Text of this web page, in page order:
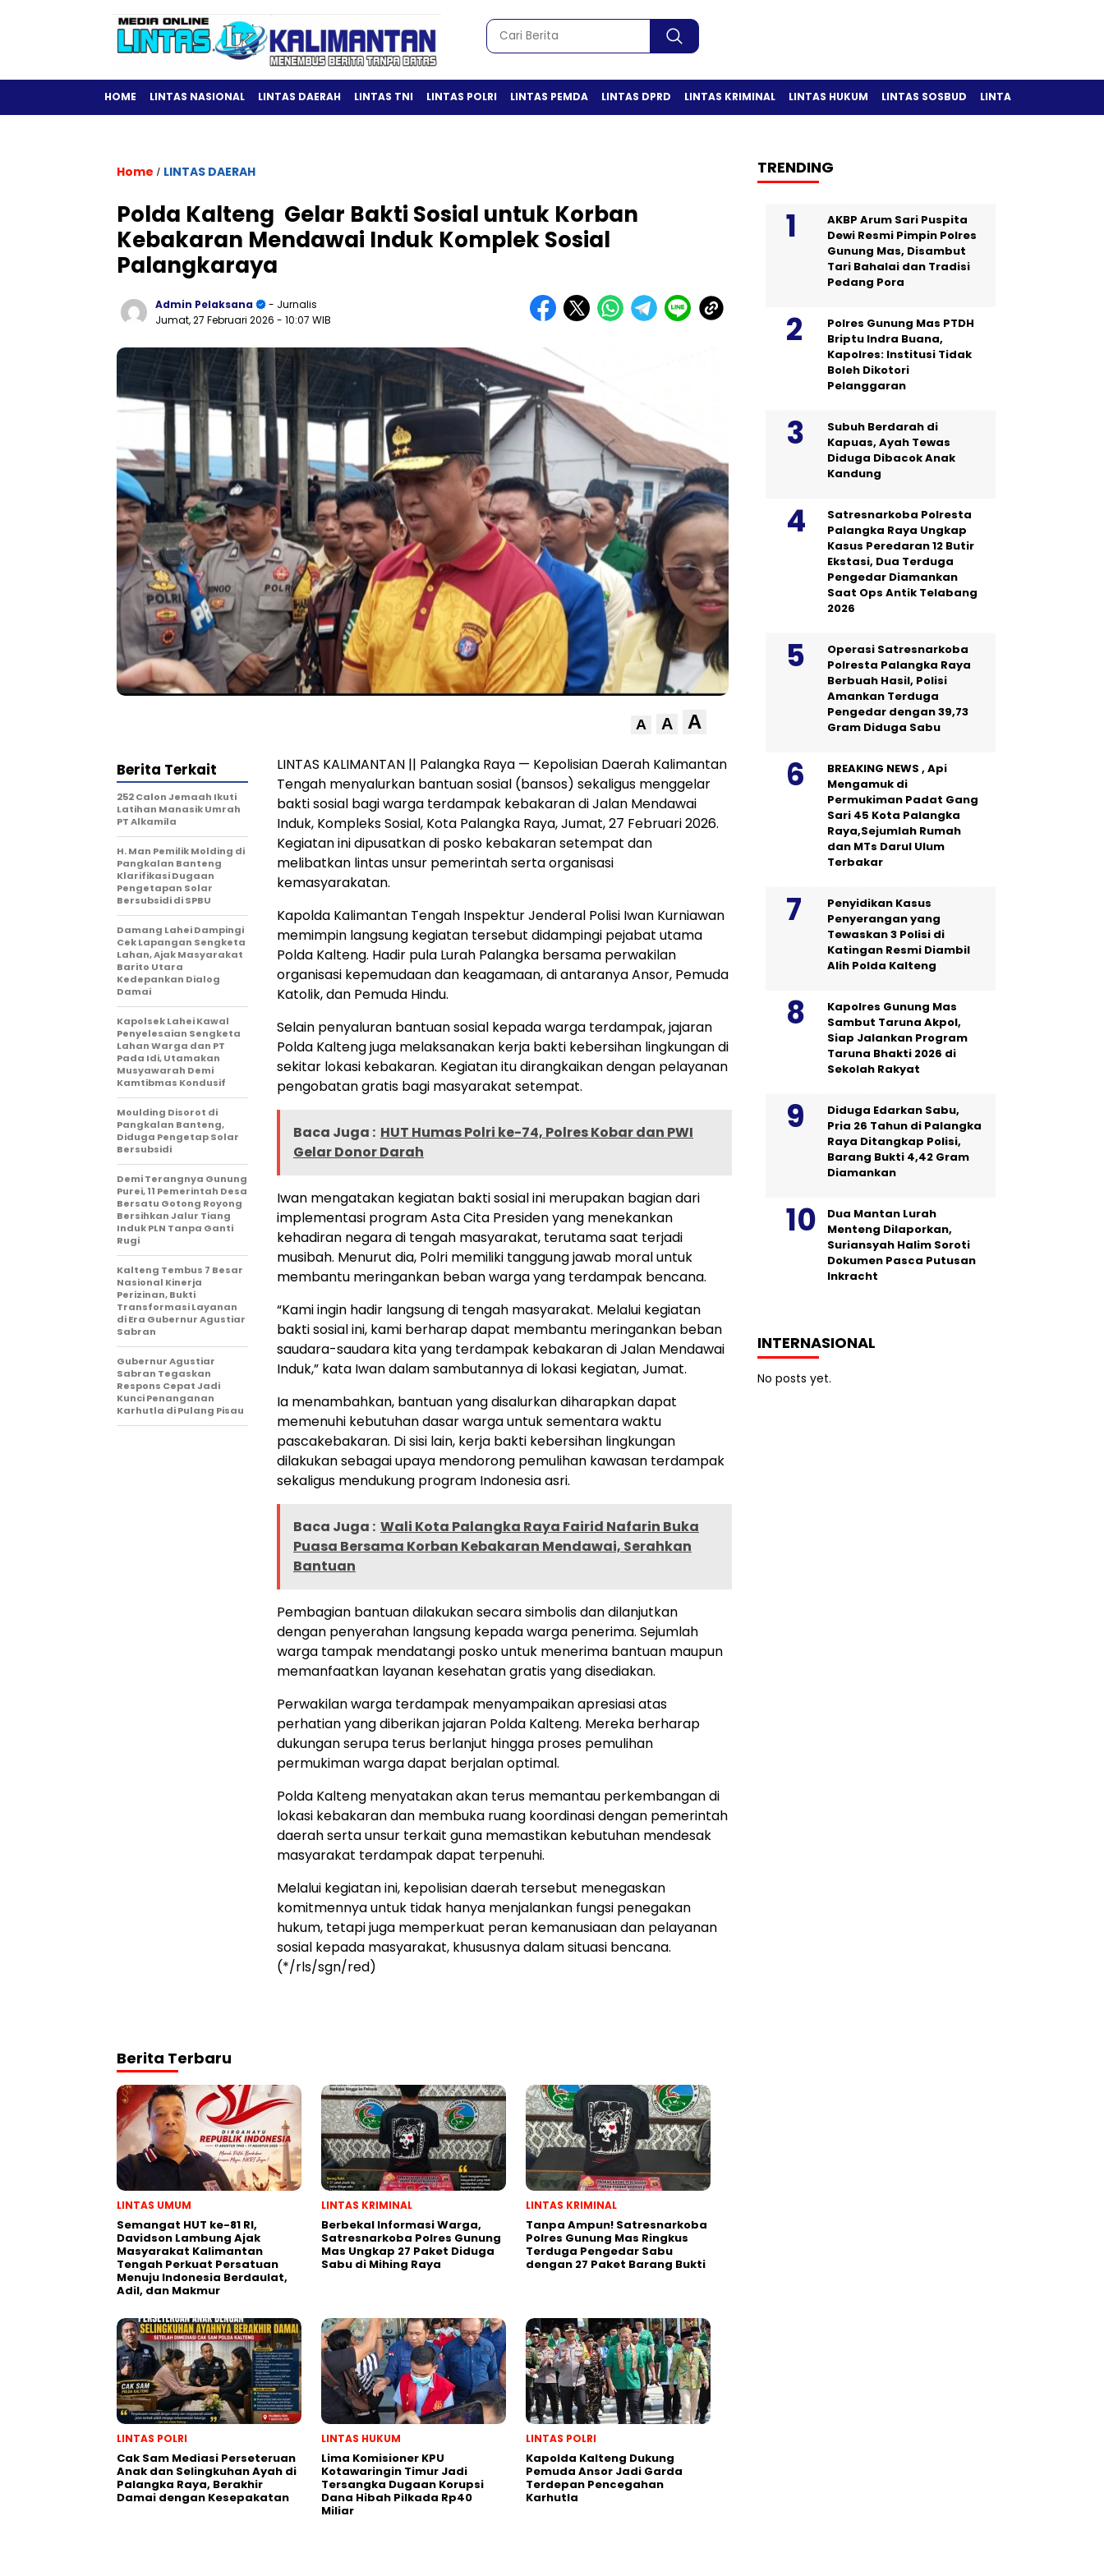
HOME LINTAS NASIONAL LINTAS DAERAH LINTAS TNI LINTAS POLRI LINTAS PEMDA LINTAS DPRD LINTAS KRIMINAL LINTAS HUKUM LINTAS SOSBUD LINTAS OLAH RAGA
Home / LINTAS DAERAH
Polda Kalteng Gelar Bakti Sosial untuk Korban
Kebakaran Mendawai Induk Komplek Sosial
Palangkaraya
Admin Pelaksana
- Jurnalis
Jumat, 27 Februari 2026 - 10:07 WIB
A A A
LINTAS KALIMANTAN || Palangka Raya — Kepolisian Daerah Kalimantan
Tengah menyalurkan bantuan sosial (bansos) sekaligus menggelar
bakti sosial bagi warga terdampak kebakaran di Jalan Mendawai
Induk, Kompleks Sosial, Kota Palangka Raya, Jumat, 27 Februari 2026.
Kegiatan ini dipusatkan di posko kebakaran setempat dan
melibatkan lintas unsur pemerintah serta organisasi
kemasyarakatan.
Kapolda Kalimantan Tengah Inspektur Jenderal Polisi Iwan Kurniawan
memimpin langsung kegiatan tersebut didampingi pejabat utama
Polda Kalteng. Hadir pula Lurah Palangka bersama perwakilan
organisasi kepemudaan dan keagamaan, di antaranya Ansor, Pemuda
Katolik, dan Pemuda Hindu.
Selain penyaluran bantuan sosial kepada warga terdampak, jajaran
Polda Kalteng juga melaksanakan kerja bakti kebersihan lingkungan di
sekitar lokasi kebakaran. Kegiatan itu dirangkaikan dengan pelayanan
pengobatan gratis bagi masyarakat setempat.
Baca Juga : HUT Humas Polri ke-74, Polres Kobar dan PWI
Gelar Donor Darah
Iwan mengatakan kegiatan bakti sosial ini merupakan bagian dari
implementasi program Asta Cita Presiden yang menekankan
kehadiran negara di tengah masyarakat, terutama saat terjadi
musibah. Menurut dia, Polri memiliki tanggung jawab moral untuk
membantu meringankan beban warga yang terdampak bencana.
“Kami ingin hadir langsung di tengah masyarakat. Melalui kegiatan
bakti sosial ini, kami berharap dapat membantu meringankan beban
saudara-saudara kita yang terdampak kebakaran di Jalan Mendawai
Induk,” kata Iwan dalam sambutannya di lokasi kegiatan, Jumat.
Ia menambahkan, bantuan yang disalurkan diharapkan dapat
memenuhi kebutuhan dasar warga untuk sementara waktu
pascakebakaran. Di sisi lain, kerja bakti kebersihan lingkungan
dilakukan sebagai upaya mendorong pemulihan kawasan terdampak
sekaligus mendukung program Indonesia asri.
Baca Juga : Wali Kota Palangka Raya Fairid Nafarin Buka
Puasa Bersama Korban Kebakaran Mendawai, Serahkan
Bantuan
Pembagian bantuan dilakukan secara simbolis dan dilanjutkan
dengan penyerahan langsung kepada warga penerima. Sejumlah
warga tampak mendatangi posko untuk menerima bantuan maupun
memanfaatkan layanan kesehatan gratis yang disediakan.
Perwakilan warga terdampak menyampaikan apresiasi atas
perhatian yang diberikan jajaran Polda Kalteng. Mereka berharap
dukungan serupa terus berlanjut hingga proses pemulihan
permukiman warga dapat berjalan optimal.
Polda Kalteng menyatakan akan terus memantau perkembangan di
lokasi kebakaran dan membuka ruang koordinasi dengan pemerintah
daerah serta unsur terkait guna memastikan kebutuhan mendesak
masyarakat terdampak dapat terpenuhi.
Melalui kegiatan ini, kepolisian daerah tersebut menegaskan
komitmennya untuk tidak hanya menjalankan fungsi penegakan
hukum, tetapi juga memperkuat peran kemanusiaan dan pelayanan
sosial kepada masyarakat, khususnya dalam situasi bencana.
(*/rls/sgn/red)
Berita Terkait
252 Calon Jemaah Ikuti
Latihan Manasik Umrah
PT Alkamila
H. Man Pemilik Molding di
Pangkalan Banteng
Klarifikasi Dugaan
Pengetapan Solar
Bersubsidi di SPBU
Damang Lahei Dampingi
Cek Lapangan Sengketa
Lahan, Ajak Masyarakat
Barito Utara
Kedepankan Dialog
Damai
Kapolsek Lahei Kawal
Penyelesaian Sengketa
Lahan Warga dan PT
Pada Idi, Utamakan
Musyawarah Demi
Kamtibmas Kondusif
Moulding Disorot di
Pangkalan Banteng,
Diduga Pengetap Solar
Bersubsidi
Demi Terangnya Gunung
Purei, 11 Pemerintah Desa
Bersatu Gotong Royong
Bersihkan Jalur Tiang
Induk PLN Tanpa Ganti
Rugi
Kalteng Tembus 7 Besar
Nasional Kinerja
Perizinan, Bukti
Transformasi Layanan
di Era Gubernur Agustiar
Sabran
Gubernur Agustiar
Sabran Tegaskan
Respons Cepat Jadi
Kunci Penanganan
Karhutla di Pulang Pisau
Berita Terbaru
LINTAS UMUM
Semangat HUT ke-81 RI,
Davidson Lambung Ajak
Masyarakat Kalimantan
Tengah Perkuat Persatuan
Menuju Indonesia Berdaulat,
Adil, dan Makmur
LINTAS KRIMINAL
Berbekal Informasi Warga,
Satresnarkoba Polres Gunung
Mas Ungkap 27 Paket Diduga
Sabu di Mihing Raya
LINTAS KRIMINAL
Tanpa Ampun! Satresnarkoba
Polres Gunung Mas Ringkus
Terduga Pengedar Sabu
dengan 27 Paket Barang Bukti
LINTAS POLRI
Cak Sam Mediasi Perseteruan
Anak dan Selingkuhan Ayah di
Palangka Raya, Berakhir
Damai dengan Kesepakatan
LINTAS HUKUM
Lima Komisioner KPU
Kotawaringin Timur Jadi
Tersangka Dugaan Korupsi
Dana Hibah Pilkada Rp40
Miliar
LINTAS POLRI
Kapolda Kalteng Dukung
Pemuda Ansor Jadi Garda
Terdepan Pencegahan
Karhutla
TRENDING
AKBP Arum Sari Puspita
Dewi Resmi Pimpin Polres
Gunung Mas, Disambut
Tari Bahalai dan Tradisi
Pedang Pora
Polres Gunung Mas PTDH
Briptu Indra Buana,
Kapolres: Institusi Tidak
Boleh Dikotori
Pelanggaran
Subuh Berdarah di
Kapuas, Ayah Tewas
Diduga Dibacok Anak
Kandung
Satresnarkoba Polresta
Palangka Raya Ungkap
Kasus Peredaran 12 Butir
Ekstasi, Dua Terduga
Pengedar Diamankan
Saat Ops Antik Telabang
2026
Operasi Satresnarkoba
Polresta Palangka Raya
Berbuah Hasil, Polisi
Amankan Terduga
Pengedar dengan 39,73
Gram Diduga Sabu
BREAKING NEWS , Api
Mengamuk di
Permukiman Padat Gang
Sari 45 Kota Palangka
Raya,Sejumlah Rumah
dan MTs Darul Ulum
Terbakar
Penyidikan Kasus
Penyerangan yang
Tewaskan 3 Polisi di
Katingan Resmi Diambil
Alih Polda Kalteng
Kapolres Gunung Mas
Sambut Taruna Akpol,
Siap Jalankan Program
Taruna Bhakti 2026 di
Sekolah Rakyat
Diduga Edarkan Sabu,
Pria 26 Tahun di Palangka
Raya Ditangkap Polisi,
Barang Bukti 4,42 Gram
Diamankan
Dua Mantan Lurah
Menteng Dilaporkan,
Suriansyah Halim Soroti
Dokumen Pasca Putusan
Inkracht
INTERNASIONAL
No posts yet.